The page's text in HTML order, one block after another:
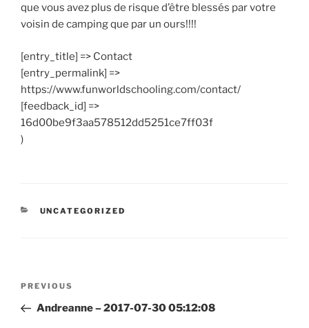
que vous avez plus de risque d’être blessés par votre
voisin de camping que par un ours!!!!
[entry_title] => Contact
[entry_permalink] =>
https://www.funworldschooling.com/contact/
[feedback_id] =>
16d00be9f3aa578512dd5251ce7ff03f
)
CATEGORIES
UNCATEGORIZED
Previous
Post
PREVIOUS
Andreanne – 2017-07-30 05:12:08